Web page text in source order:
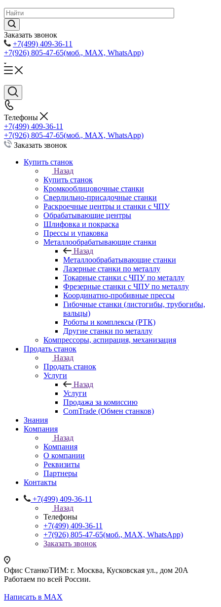
Заказать звонок
+7(499) 409-36-11
+7(926) 805-47-65(моб., MAX, WhatsApp)
Телефоны
+7(499) 409-36-11
+7(926) 805-47-65(моб., MAX, WhatsApp)
Заказать звонок
Купить станок
Назад
Купить станок
Кромкооблицовочные станки
Сверлильно-присадочные станки
Раскроечные центры и станки с ЧПУ
Обрабатывающие центры
Шлифовка и покраска
Прессы и упаковка
Металлообрабатывающие станки
Назад
Металлообрабатывающие станки
Лазерные станки по металлу
Токарные станки с ЧПУ по металлу
Фрезерные станки с ЧПУ по металлу
Координатно-пробивные прессы
Гибочные станки (листогибы, трубогибы,
вальцы)
Роботы и комплексы (РТК)
Другие станки по металлу
Компрессоры, аспирация, механизация
Продать станок
Назад
Продать станок
Услуги
Назад
Услуги
Продажа за комиссию
ComTrade (Обмен станков)
Знания
Компания
Назад
Компания
О компании
Реквизиты
Партнеры
Контакты
+7(499) 409-36-11
Назад
Телефоны
+7(499) 409-36-11
+7(926) 805-47-65(моб., MAX, WhatsApp)
Заказать звонок
Офис СтанкоТИМ: г. Москва, Кусковская ул., дом 20А
Работаем по всей России.
Написать в MAX